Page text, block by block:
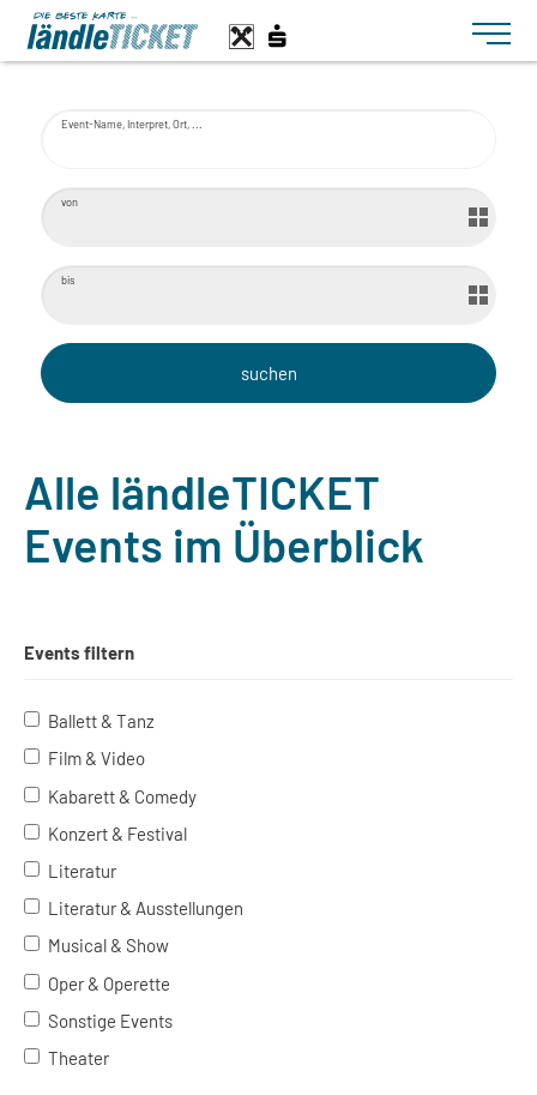
Toggle
Event-Name, Interpret, Ort, ...
von
bis
Alle ländleTICKET
Events im Überblick
Events filtern
Ballett & Tanz
Film & Video
Kabarett & Comedy
Konzert & Festival
Literatur
Literatur & Ausstellungen
Musical & Show
Oper & Operette
Sonstige Events
Theater